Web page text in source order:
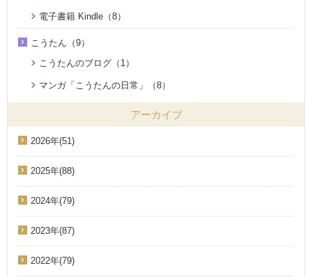
電子書籍 Kindle（8）
こうたん（9）
こうたんのブログ（1）
マンガ「こうたんの日常」（8）
アーカイブ
2026年(51)
2025年(88)
2024年(79)
2023年(87)
2022年(79)